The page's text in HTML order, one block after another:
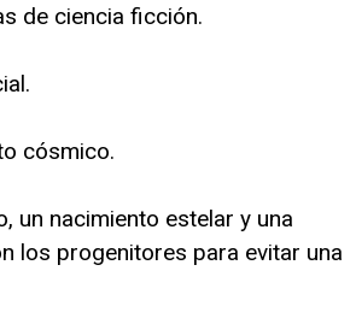
de ciencia ficción.
cósmico.
un nacimiento estelar y una
los progenitores para evitar una